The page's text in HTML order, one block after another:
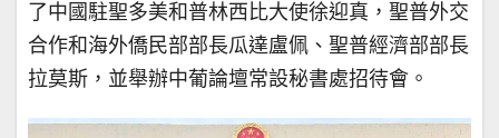
了中國駐聖多美和普林西比大使徐迎真，聖普外交
合作和海外僑民部部長瓜達盧佩、聖普經濟部部長
拉莫斯，並舉辦中葡論壇常設秘書處招待會。